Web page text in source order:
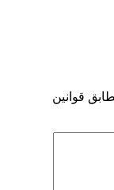
قوانين